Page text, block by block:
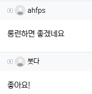
ahfps님의 댓글
ahfps
롱런하면 좋겠네요
붓다님의 댓글
붓다
좋아요!